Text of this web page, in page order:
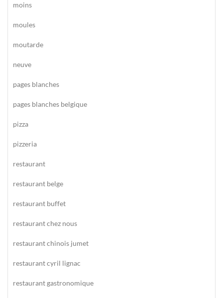
moins
moules
moutarde
neuve
pages blanches
pages blanches belgique
pizza
pizzeria
restaurant
restaurant belge
restaurant buffet
restaurant chez nous
restaurant chinois jumet
restaurant cyril lignac
restaurant gastronomique